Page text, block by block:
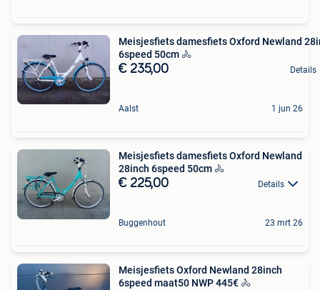
Meisjesfiets damesfiets Oxford Newland
6speed 50cm 🚴
€ 235,00 Details
Aalst 1 jun 26
Meisjesfiets damesfiets Oxford Newland
28inch 6speed 50cm 🚴
€ 225,00 Details
Buggenhout 23 mrt 26
Meisjesfiets Oxford Newland 28inch
6speed maat50 NWP 445€ 🚴